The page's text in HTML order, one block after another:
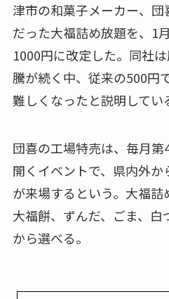
津市の和菓子メーカー、
だった大福詰め放題を、1
1000円に改定した。同社
騰が続く中、従来の500円
難しくなったと説明してい
団喜の工場特売は、毎月
開くイベントで、県内外
が来場するという。大福
大福餅、ずんだ、ごま、
から選べる。